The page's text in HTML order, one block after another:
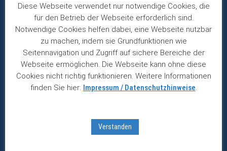
Unternehmen publik werden, hat …
ITW glänzt mit stabilem Wachstum
Gewinn legt langfristig um durchschnittlich sieben Prozent zu. Der
Heineken erhöht Zwischendividende
Bierriese profitiert von Wachstum in Asien und Afrika. Eigentlich
hatten …
Diese Webseite verwendet nur notwendige Cookies, die
für den Betrieb der Webseite erforderlich sind.
Notwendige Cookies helfen dabei, eine Webseite nutzbar
zu machen, indem sie Grundfunktionen wie
Seitennavigation und Zugriff auf sichere Bereiche der
Webseite ermöglichen. Die Webseite kann ohne diese
Cookies nicht richtig funktionieren. Weitere Informationen
finden Sie hier: Impressum / Datenschutzhinweise.
Verstanden